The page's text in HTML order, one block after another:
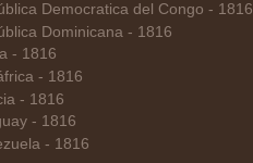
Democratica del Congo - 1816
Dominicana - 1816
- 1816
- 1816
- 1816
- 1816
- 1816